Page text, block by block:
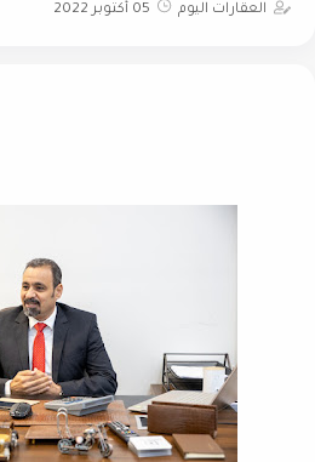
العقارات اليوم 05 أكتوبر 2022